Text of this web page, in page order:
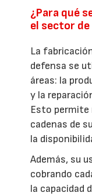
¿Para qué
el sector
La
defensa se
áreas: la
y la
Esto permite
cadenas de
la
Además, su
cobrando
la capacidad